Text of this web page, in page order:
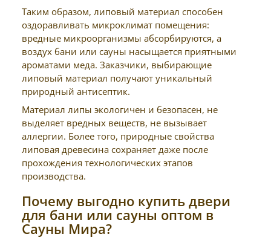
Таким образом, липовый материал способен
оздоравливать микроклимат помещения:
вредные микроорганизмы абсорбируются, а
воздух бани или сауны насыщается приятными
ароматами меда. Заказчики, выбирающие
липовый материал получают уникальный
природный антисептик.
Материал липы экологичен и безопасен, не
выделяет вредных веществ, не вызывает
аллергии. Более того, природные свойства
липовая древесина сохраняет даже после
прохождения технологических этапов
производства.
Почему выгодно купить двери
для бани или сауны оптом в
Сауны Мира?